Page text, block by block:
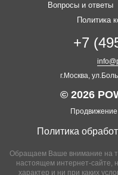
Вопросы и ответы
Политика
+7
г.Москва,
Обращаем Ваше внимание на
настоящем интернет-сайте,
характер и ни при каких
© 2026
Политика